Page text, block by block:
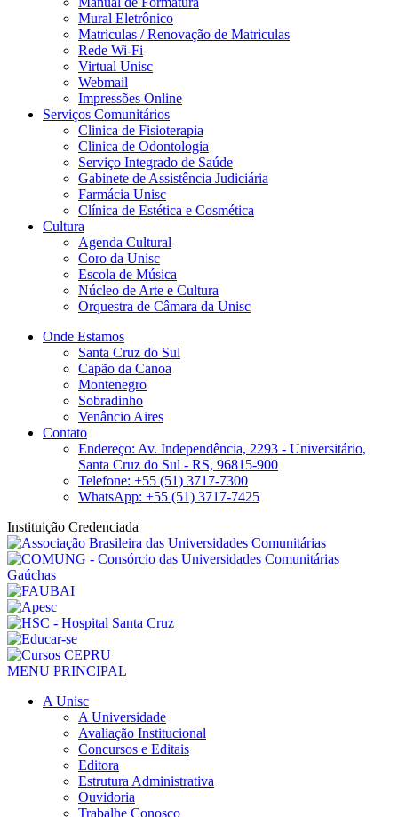
Mural Eletrônico
Matriculas / Renovação de Matriculas
Rede Wi-Fi
Virtual Unisc
Webmail
Impressões Online
Serviços Comunitários
Clinica de Fisioterapia
Clinica de Odontologia
Serviço Integrado de Saúde
Gabinete de Assistência Judiciária
Farmácia Unisc
Clínica de Estética e Cosmética
Cultura
Agenda Cultural
Coro da Unisc
Escola de Música
Núcleo de Arte e Cultura
Orquestra de Câmara da Unisc
Onde Estamos
Santa Cruz do Sul
Capão da Canoa
Montenegro
Sobradinho
Venâncio Aires
Contato
Endereço: Av. Independência, 2293 - Universitário,
Santa Cruz do Sul - RS, 96815-900
Telefone: +55 (51) 3717-7300
WhatsApp: +55 (51) 3717-7425
Instituição Credenciada
MENU PRINCIPAL
A Unisc
A Universidade
Avaliação Institucional
Concursos e Editais
Editora
Estrutura Administrativa
Ouvidoria
Trabalhe Conosco